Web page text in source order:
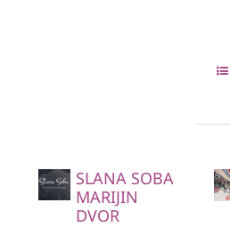
SLANA SOBA
MARIJIN
DVOR